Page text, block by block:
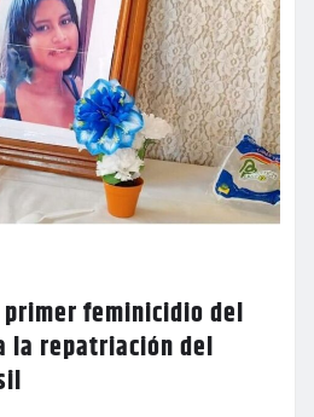
feminicidio del
la repatriación del